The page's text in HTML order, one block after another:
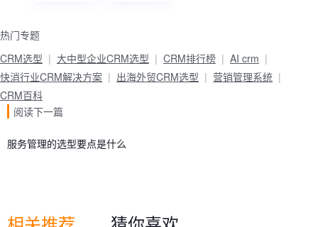
热门专题
CRM选型
大中型企业CRM选型 CRM排行榜
AI crm
快消行业CRM解决方案
出海外贸CRM选型
营销管理系统
CRM百科
阅读下一篇
服务管理的选型要点是什么